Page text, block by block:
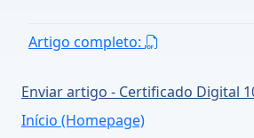
Artigo completo:
Enviar artigo - Certificado Digital
Início (Homepage)